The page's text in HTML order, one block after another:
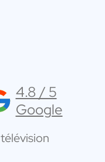
4.8 / 5
Google